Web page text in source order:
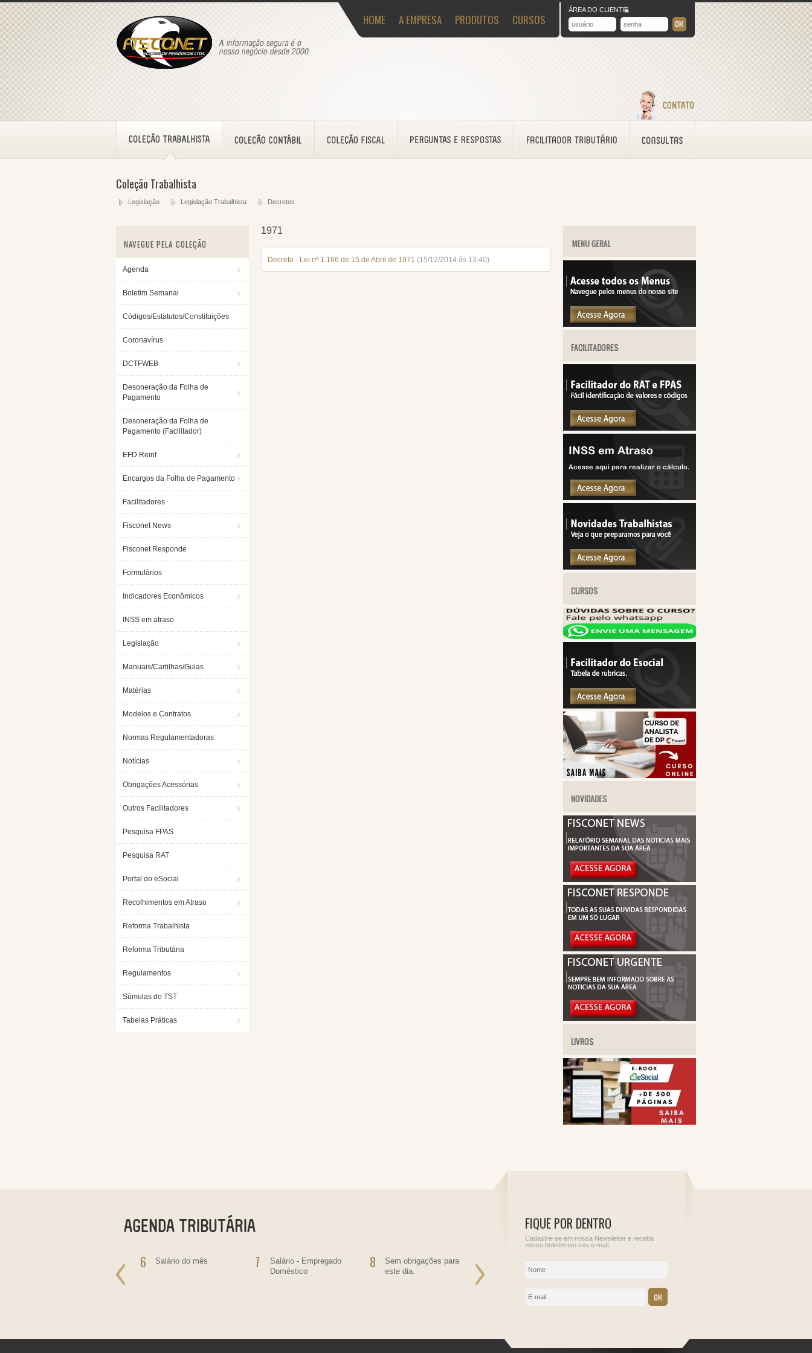
HOME A EMPRESA PRODUTOS CURSOS
ÁREA DO CLIENTE
Coleção Trabalhista
Legislação Legislação Trabalhista Decretos
NAVEGUE PELA COLEÇÃO
Agenda
Boletim Semanal
Códigos/Estatutos/Constituições
Coronavírus
DCTFWEB
Desoneração da Folha de
Pagamento
Desoneração da Folha de
Pagamento (Facilitador)
EFD Reinf
Encargos da Folha de Pagamento
Facilitadores
Fisconet News
Fisconet Responde
Formulários
Indicadores Econômicos
INSS em atraso
Legislação
Manuais/Cartilhas/Guias
Matérias
Modelos e Contratos
Normas Regulamentadoras
Notícias
Obrigações Acessórias
Outros Facilitadores
Pesquisa FPAS
Pesquisa RAT
Portal do eSocial
Recolhimentos em Atraso
Reforma Trabalhista
Reforma Tributária
Regulamentos
Súmulas do TST
Tabelas Práticas
1971
Decreto - Lei nº 1.166 de 15 de Abril de 1971 (15/12/2014 ás 13:40)
Operações Financeiras
Próprio, Prêmios, Multas
6 Salário do mês 7
Salário - Empregado
Doméstico
8
Sem obrigações para
este dia.
Sem obrigações para
este dia.
Informe de Rendimentos
IRRF - Juros de
contratante de
FIQUE POR DENTRO
Cadastre-se em nossa Newsletter e receba
nosso boletim em seu e-mail.